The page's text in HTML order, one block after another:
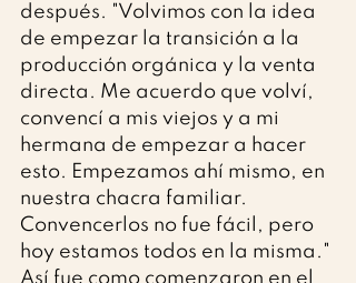
después. "Volvimos con la idea
de empezar la transición a la
producción orgánica y la venta
directa. Me acuerdo que volví,
convencí a mis viejos y a mi
hermana de empezar a hacer
esto. Empezamos ahí mismo, en
nuestra chacra familiar.
Convencerlos no fue fácil, pero
hoy estamos todos en la misma."
Así fue como comenzaron en el